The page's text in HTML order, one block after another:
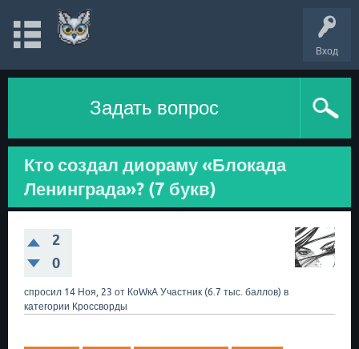
Вход
Задать вопрос
Кто создал диораму «Блокада
Ленинграда»? (7 букв)
2
0
спросил 14 Ноя, 23 от КоWкА Участник (6.7 тыс. баллов) в
категории Кроссворды